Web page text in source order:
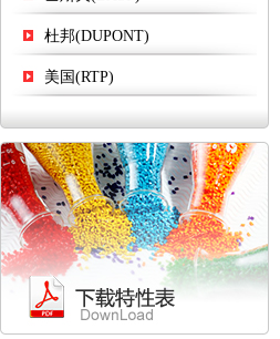
杜邦(DUPONT)
美国(RTP)